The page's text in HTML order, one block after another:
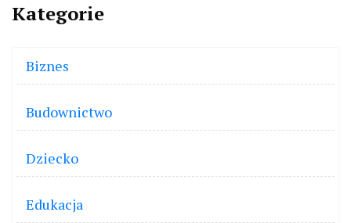
Kategorie
Biznes
Budownictwo
Dziecko
Edukacja